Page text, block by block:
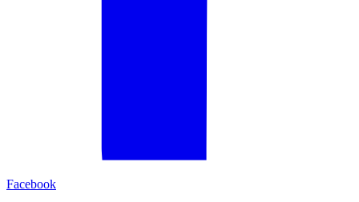
Facebook